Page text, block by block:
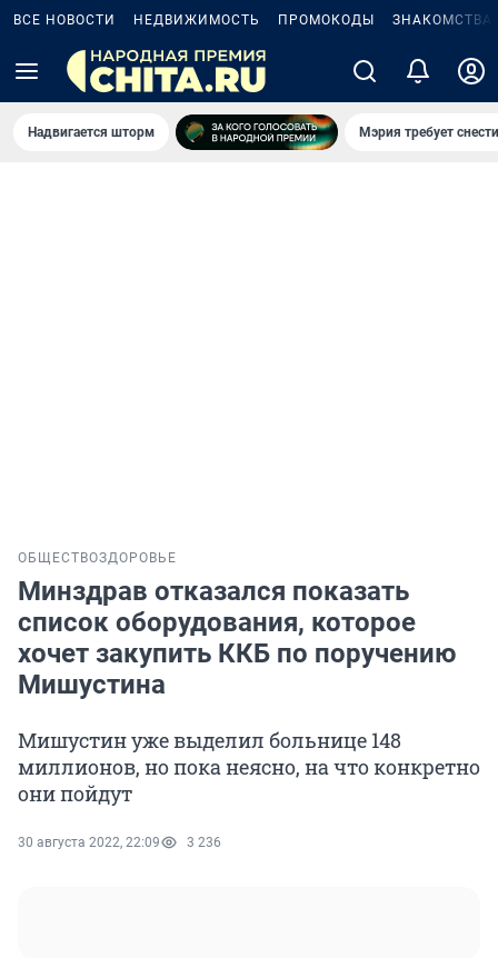
ВСЕ НОВОСТИ НЕДВИЖИМОСТЬ ПРОМОКОДЫ ЗНАКОМСТВА
Надвигается шторм Мэрия требует
ОБЩЕСТВОЗДОРОВЬЕ
Минздрав отказался показать
список оборудования, которое
хочет закупить ККБ по поручению
Мишустина
Мишустин уже выделил больнице 148
миллионов, но пока неясно, на что конкретно
они пойдут
30 августа 2022, 22:09 3 236